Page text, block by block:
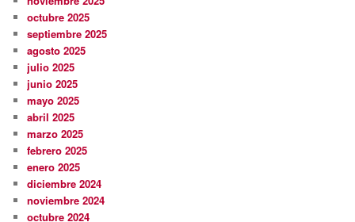
octubre 2025
septiembre 2025
agosto 2025
julio 2025
junio 2025
mayo 2025
abril 2025
marzo 2025
febrero 2025
enero 2025
diciembre 2024
noviembre 2024
octubre 2024